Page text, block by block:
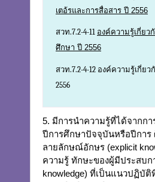
เตอ้รและการสื่อสาร ปี 2556
สวท.7.2-4-11 องค์ความรู้เกี่ยว
ศึกษา ปี 2556
สวท.7.2-4-12 องค์ความรู้เกี่ย
2556
5. มีการนำความรู้ที่ได้จากก
ปีการศึกษาปัจจุบันหรือปีการ
ลายลักษณ์อักษร (explicit
ความรู้ ทักษะของผู้มีประสบก
knowledge) ที่เป็นแนวปฏิบั